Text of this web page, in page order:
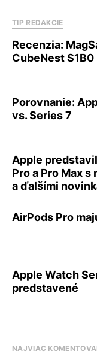
TIP REDAKCIE
Recenzia:
CubeNest S1B0
Porovnanie:
vs. Series 7
Apple
Pro a Pro Max
a ďalšími
AirPods Pro
Apple Watch
predstavené
NAJVIAC